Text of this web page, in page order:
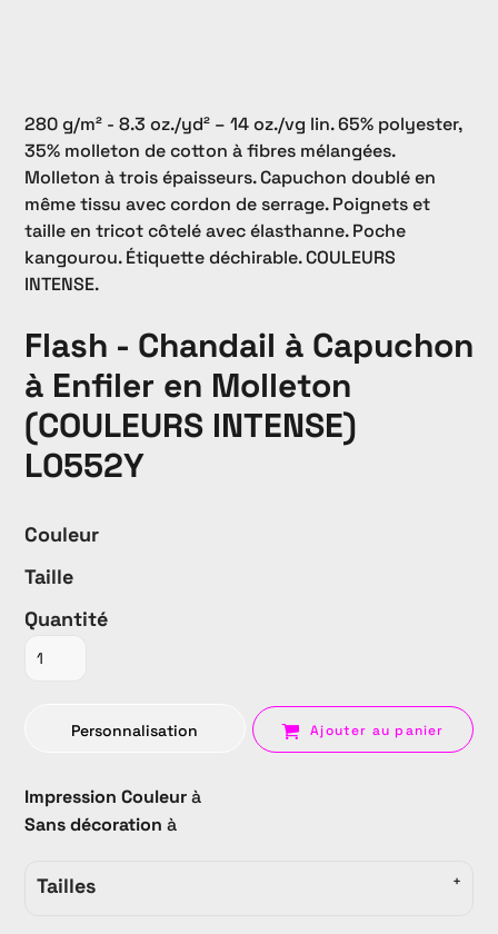
280 g/m² - 8.3 oz./yd² – 14 oz./vg lin. 65% polyester,
35% molleton de cotton à fibres mélangées.
Molleton à trois épaisseurs. Capuchon doublé en
même tissu avec cordon de serrage. Poignets et
taille en tricot côtelé avec élasthanne. Poche
kangourou. Étiquette déchirable. COULEURS
INTENSE.
Flash - Chandail à Capuchon
à Enfiler en Molleton
(COULEURS INTENSE)
L0552Y
Couleur
Taille
Quantité
Personnalisation Ajouter au panier
Impression Couleurà
Sans décoration à
Tailles